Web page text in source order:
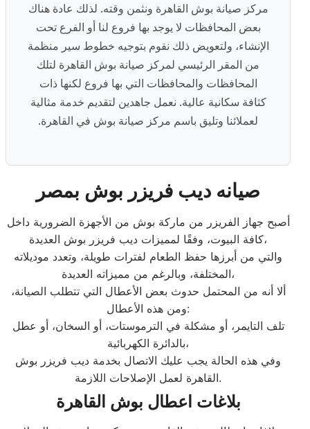
مركز صيانة بوش القاهرة ونثمن وقته. لذلك عادة هناك
بعض المحافظات لا يوجد بها فروع لنا أو الفرع تحت
الإنشاء، ولتعويض ذلك نقوم بتوجيه خطوط سير منظمة
من المقر الرئيسي لمركز صيانة بوش القاهرة لتلك
المحافظات والمحافظات التي بها فروع لكنها ذات
كثافة سكانية عالية. نعمل جاهدين لتقديم خدمة مثالية
لعملائنا وتليق باسم مركز صيانة بوش في القاهرة.
صيانه ديب فريزر بوش بمصر
أصبح جهاز الفريزر من ماركة بوش من الأجهزة الضرورية داخل
كافة البيوت، وفقًا لمميزات ديب فريزر بوش العديدة،
والتي من أبرزها حفظ الطعام لفترات طويلة، وتعدد موديلاته
المختلفة، وبالرغم من مميزاته العديدة،
ألا أنه من المحتمل حدوث بعض الأعطال التي تتطلب الصيانة،
ومن هذه الأعطال:
تلف التايمر، أو مشكلة في الترموستات، أو السخان، أو عطل
بالدائرة الكهربائية،
وفي هذه الحالة يجب عليك الاتصال بخدمة ديب فريزر بوش
القاهرة لعمل الإصلاحات اللازمة.
بلاغات اعطال بوش القاهرة